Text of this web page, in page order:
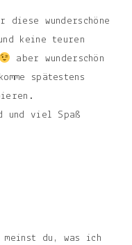
wunderschöne
keine teuren
aber wunderschön
spätestens
und viel Spaß
du, was ich